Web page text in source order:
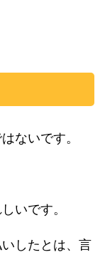
ないです。
いです。
したとは、言